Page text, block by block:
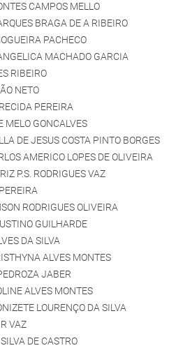
CAMPOS MELLO
BRAGA DE A RIBEIRO
PACHECO
MACHADO GARCIA
RIBEIRO
NETO
PEREIRA
MELO GONCALVES
DE JESUS COSTA PINTO BORGES
AMERICO LOPES DE OLIVEIRA
P.S. RODRIGUES VAZ
RODRIGUES OLIVEIRA
GUILHARDE
DA SILVA
ALVES MONTES
JABER
ALVES MONTES
LOURENÇO DA SILVA
VAZ
DE CASTRO